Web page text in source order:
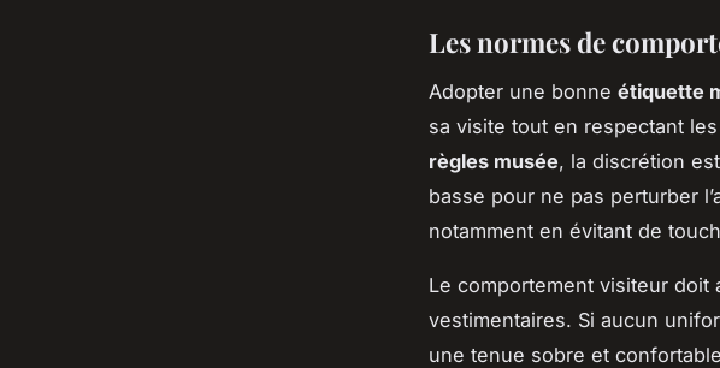
Les normes de
Adopter une bonne étiquette
sa visite tout en respectant
règles musée, la discrétion
basse pour ne pas perturber
notamment en évitant de
Le comportement visiteur
vestimentaires. Si aucun
une tenue sobre et